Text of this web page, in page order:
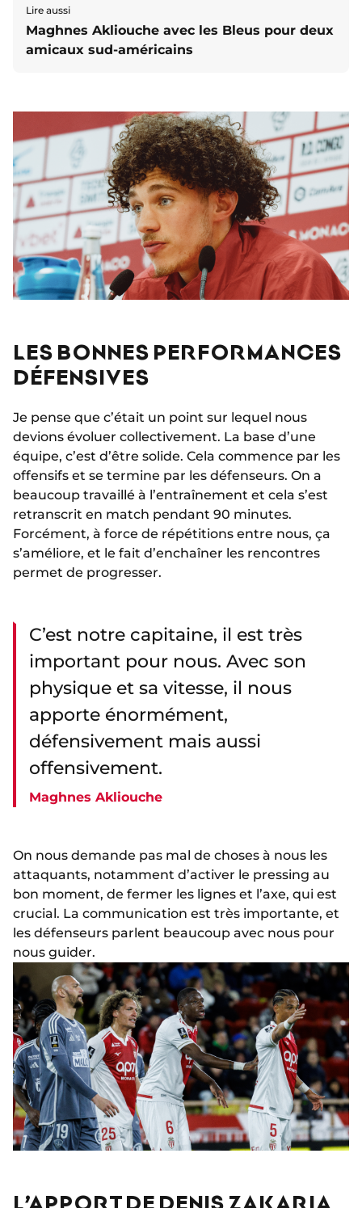
Lire aussi
Maghnes Akliouche avec les Bleus pour deux
amicaux sud-américains
LES BONNES PERFORMANCES
DÉFENSIVES
Je pense que c’était un point sur lequel nous
devions évoluer collectivement. La base d’une
équipe, c’est d’être solide. Cela commence par les
offensifs et se termine par les défenseurs. On a
beaucoup travaillé à l’entraînement et cela s’est
retranscrit en match pendant 90 minutes.
Forcément, à force de répétitions entre nous, ça
s’améliore, et le fait d’enchaîner les rencontres
permet de progresser.
C’est notre capitaine, il est très
important pour nous. Avec son
physique et sa vitesse, il nous
apporte énormément,
défensivement mais aussi
offensivement.
Maghnes Akliouche
On nous demande pas mal de choses à nous les
attaquants, notamment d’activer le pressing au
bon moment, de fermer les lignes et l’axe, qui est
crucial. La communication est très importante, et
les défenseurs parlent beaucoup avec nous pour
nous guider.
L’APPORT DE DENIS ZAKARIA